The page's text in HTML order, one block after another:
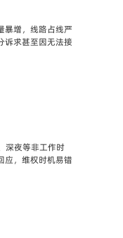
暴增，线路占线严
诉求甚至因无法接
深夜等非工作时
应，维权时机易错